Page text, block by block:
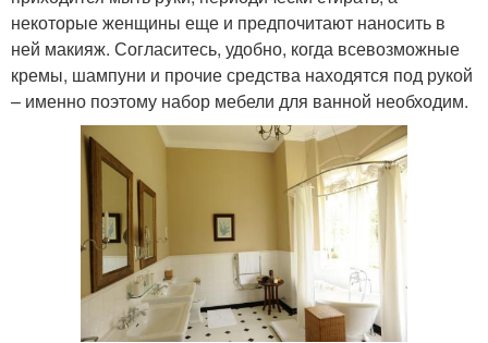
некоторые женщины еще и предпочитают наносить в
ней макияж. Согласитесь, удобно, когда всевозможные
кремы, шампуни и прочие средства находятся под рукой
– именно поэтому набор мебели для ванной необходим.